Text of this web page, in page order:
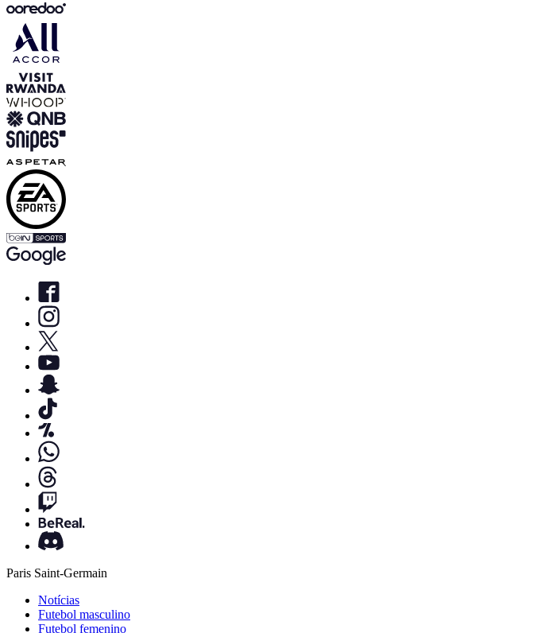
Paris Saint-Germain
Notícias
Futebol masculino
Futebol femenino